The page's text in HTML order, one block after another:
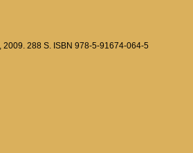
, 2009. 288 S. ISBN 978-5-91674-064-5